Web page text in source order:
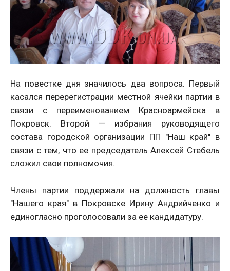
На повестке дня значилось два вопроса. Первый
касался перерегистрации местной ячейки партии в
связи с переименованием Красноармейска в
Покровск. Второй — избрания руководящего
состава городской организации ПП "Наш край" в
связи с тем, что ее председатель Алексей Стебель
сложил свои полномочия.
Члены партии поддержали на должность главы
"Нашего края" в Покровске Ирину Андрийченко и
единогласно проголосовали за ее кандидатуру.